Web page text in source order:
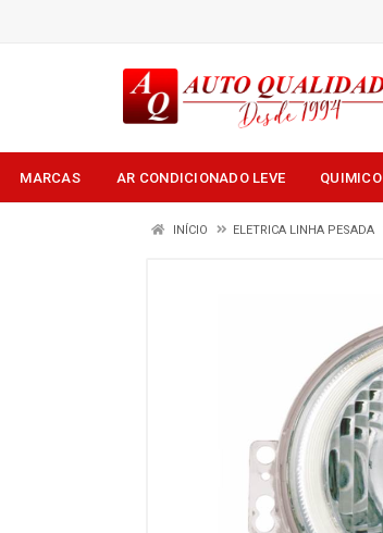
MARCAS AR CONDICIONADO LEVE QUIMICO
INÍCIO ELETRICA LINHA PESADA